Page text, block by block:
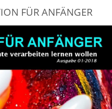
FÜR ANFÄNGER